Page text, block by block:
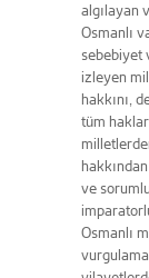
algılayan
Osmanlı
sebebiyet
izleyen
hakkını,
tüm
ve
Osmanlı